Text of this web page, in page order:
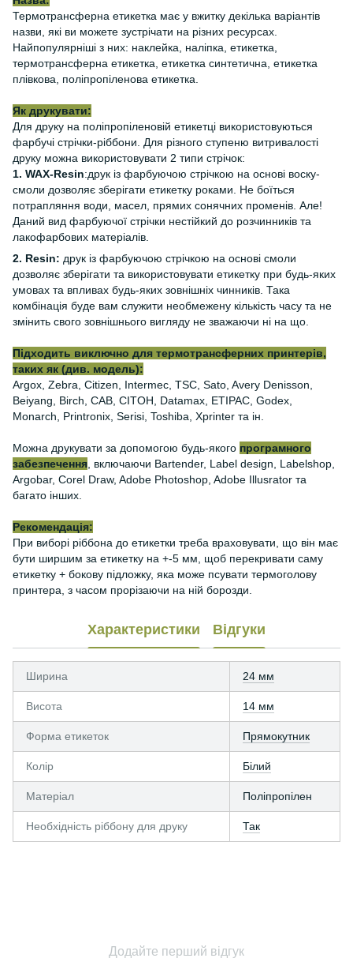
Термотрансферна етикетка має у вжитку декілька варіантів
назви, які ви можете зустрічати на різних ресурсах.
Найпопулярніші з них: наклейка, наліпка, етикетка,
термотрансферна етикетка, етикетка синтетична, етикетка
плівкова, поліпропіленова етикетка.
Як друкувати:
Для друку на поліпропіленовій етикетці використовуються
фарбучі стрічки-ріббони. Для різного ступеню витривалості
друку можна використовувати 2 типи стрічок:
1. WAX-Resin:друк із фарбуючою стрічкою на основі воску-
смоли дозволяє зберігати етикетку роками. Не боїться
потрапляння води, масел, прямих сонячних променів. Але!
Даний вид фарбуючої стрічки нестійкий до розчинників та
лакофарбових матеріалів.
2. Resin: друк із фарбуючою стрічкою на основі смоли
дозволяє зберігати та використовувати етикетку при будь-яких
умовах та впливах будь-яких зовнішніх чинників. Така
комбінація буде вам служити необмежену кількість часу та не
змінить свого зовнішнього вигляду не зважаючи ні на що.
Підходить виключно для термотрансферних принтерів,
таких як (див. модель):
Argox, Zebra, Citizen, Intermec, TSC, Sato, Avery Denisson,
Beiyang, Birch, CAB, CITOH, Datamax, ETIPAC, Godex,
Monarch, Printronix, Serisi, Toshiba, Xprinter та ін.
Можна друкувати за допомогою будь-якого програмного
забезпечення , включаючи Bartender, Label design, Labelshop,
Argobar, Corel Draw, Adobe Photoshop, Adobe Illusrator та
багато інших.
Рекомендація:
При виборі ріббона до етикетки треба враховувати, що він має
бути ширшим за етикетку на +-5 мм, щоб перекривати саму
етикетку + бокову підложку, яка може псувати термоголову
принтера, з часом прорізаючи на ній борозди.
Характеристики Відгуки
Ширина 24 мм
Висота 14 мм
Форма етикеток Прямокутник
Колір Білий
Матеріал Поліпропілен
Необхідність ріббону для друку Так
Додайте перший відгук